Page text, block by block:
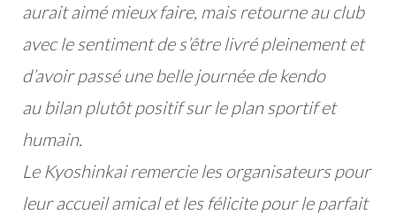
aurait aimé mieux faire, mais retourne au club
avec le sentiment de s’être livré pleinement et
d’avoir passé une belle journée de kendo
aubilan plutôt positif sur le plan sportif et
humain.
Le Kyoshinkai remercie les organisateurs pour
leur accueil amical et les félicite pour le parfait